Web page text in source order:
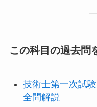
この科目の過去問
技術士第一次試
全問解説